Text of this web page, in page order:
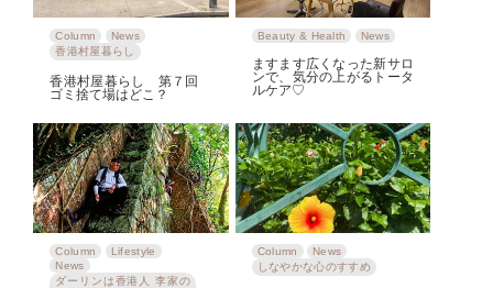
Column
News
香港村屋暮らし
香港村屋暮らし 第７回
ゴミ捨て場はどこ？
Beauty & Health News
ますます広くなった新サロ
ンで、気分の上がるトータ
ルケア♡
Column
Lifestyle
News
ダーリンは香港人 李家の
Column
News
しなやかな心のすすめ